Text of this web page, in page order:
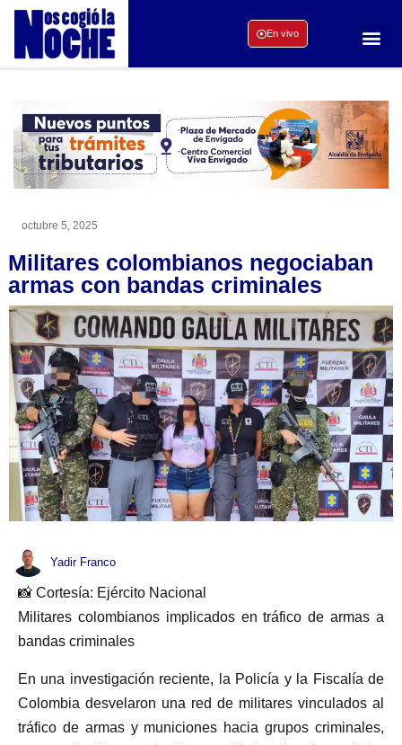
En vivo
octubre 5, 2025
Militares colombianos negociaban
armas con bandas criminales
Yadir Franco
📸 Cortesía: Ejército Nacional
Militares colombianos implicados en tráfico de armas a
bandas criminales
En una investigación reciente, la Policía y la Fiscalía de
Colombia desvelaron una red de militares vinculados al
tráfico de armas y municiones hacia grupos criminales,